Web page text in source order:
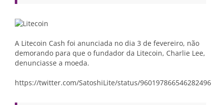
A Litecoin Cash foi anunciada no dia 3 de fevereiro, não
demorando para que o fundador da Litecoin, Charlie Lee,
denunciasse a moeda.
https://twitter.com/SatoshiLite/status/960197866546282496